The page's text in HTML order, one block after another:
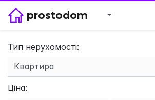
prostodom
Тип нерухомості:
Ціна: